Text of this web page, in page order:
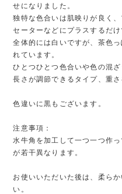
せになりました。
独特な色合いは肌映りが良く
セーターなどにプラスするだ
全体的には白いですが、茶色
れています。
ひとつひとつ色合いや色の混ざ
長さが調節できるタイプ、重
色違いに黒もございます。
注意事項：
水牛角を加工して一つ一つ作
が若干異なります。
お使いいただいた後は、柔ら
い。